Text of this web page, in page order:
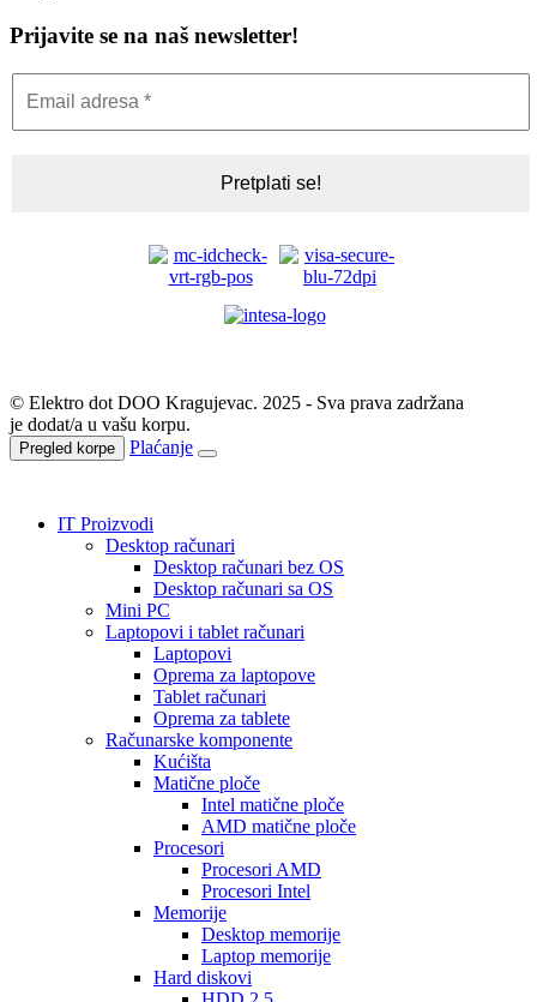
Prijavite se na naš newsletter!
© Elektro dot DOO Kragujevac. 2025 - Sva prava zadržana
je dodat/a u vašu korpu.
Pregled korpe Plaćanje
IT Proizvodi
Desktop računari
Desktop računari bez OS
Desktop računari sa OS
Mini PC
Laptopovi i tablet računari
Laptopovi
Oprema za laptopove
Tablet računari
Oprema za tablete
Računarske komponente
Kućišta
Matične ploče
Intel matične ploče
AMD matične ploče
Procesori
Procesori AMD
Procesori Intel
Memorije
Desktop memorije
Laptop memorije
Hard diskovi